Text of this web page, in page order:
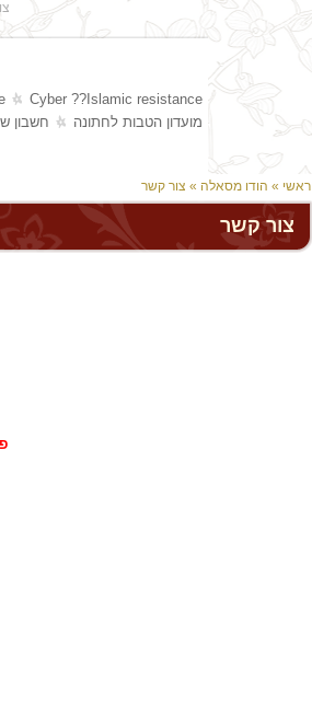
Cyber ??Islamic resistance
מועדון הטבות לחתונה
חשבון
ראשי » הודו מסאלה » צור קשר
צור קשר